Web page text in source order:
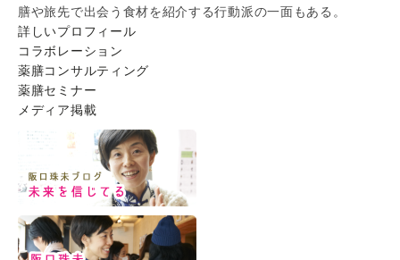
膳や旅先で出会う食材を紹介する行動派の一面もある。
詳しいプロフィール
コラボレーション
薬膳コンサルティング
薬膳セミナー
メディア掲載